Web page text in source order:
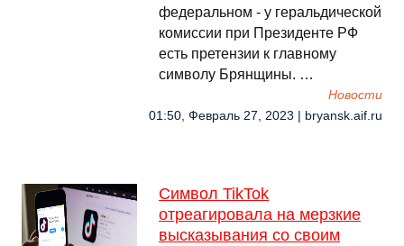
федеральном - у геральдической
комиссии при Президенте РФ
есть претензии к главному
символу Брянщины. …
Новости
01:50, Февраль 27, 2023 | bryansk.aif.ru
Символ TikTok
отреагировала на мерзкие
высказывания со своим